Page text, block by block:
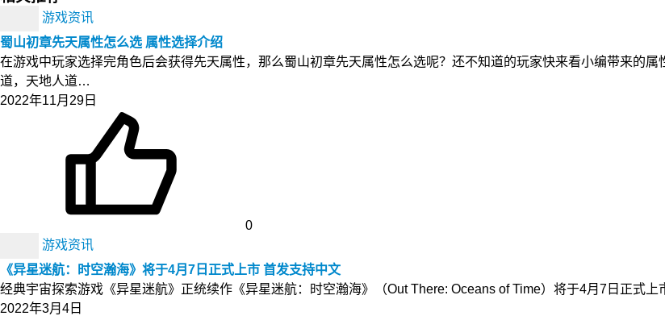
游戏资讯
蜀山初章先天属性怎么选 属性选择介绍
在游戏中玩家选择完角色后会获得先天属性，那么蜀山初章先天属性怎么选呢？还不知道的玩家快来看小编带来的
道，天地人道…
2022年11月29日
0
游戏资讯
《异星迷航：时空瀚海》将于4月7日正式上市 首发支持中文
经典宇宙探索游戏《异星迷航》正统续作《异星迷航：时空瀚海》（Out There: Oceans of Time）将于4月7日正式
2022年3月4日